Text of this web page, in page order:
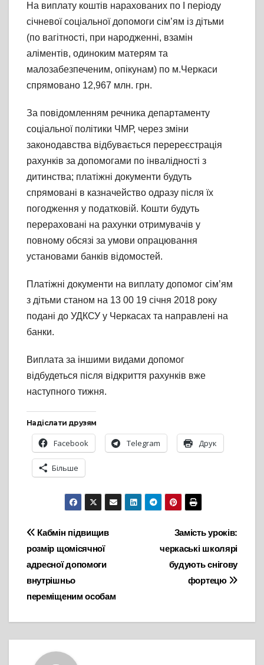
На виплату коштів нарахованих по І періоду
січневої соціальної допомоги сім’ям із дітьми
(по вагітності, при народженні, взамін
аліментів, одиноким матерям та
малозабезпеченим, опікунам) по м.Черкаси
спрямовано 12,967 млн. грн.
За повідомленням речника департаменту
соціальної політики ЧМР, через зміни
законодавства відбувається перереєстрація
рахунків за допомогами по інвалідності з
дитинства; платіжні документи будуть
спрямовані в казначейство одразу після їх
погодження у податковій. Кошти будуть
перераховані на рахунки отримувачів у
повному обсязі за умови опрацювання
установами банків відомостей.
Платіжні документи на виплату допомог сім’ям
з дітьми станом на 13 00 19 січня 2018 року
подані до УДКСУ у Черкасах та направлені на
банки.
Виплата за іншими видами допомог
відбудеться після відкриття рахунків вже
наступного тижня.
Надіслати друзям
Facebook Telegram Друк
Більше
Навігація
записів
Замість уроків:
черкаські школярі
будують снігову
фортецю
Кабмін підвищив
розмір щомісячної
адресної допомоги
внутрішньо
переміщеним особам